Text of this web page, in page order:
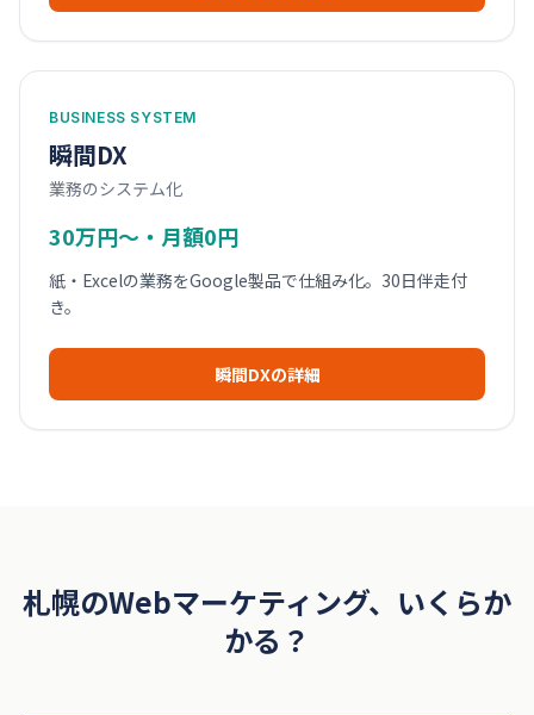
BUSINESS SYSTEM
瞬間DX
業務のシステム化
30万円〜・月額0円
紙・Excelの業務をGoogle製品で仕組み化。30日伴走付
き。
瞬間DXの詳細
札幌のWebマーケティング、いくらか
かる？